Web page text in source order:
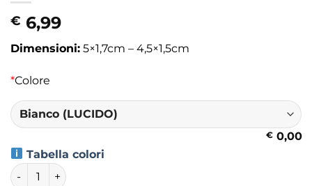
€ 6,99
Dimensioni: 5×1,7cm – 4,5×1,5cm
*Colore
Tabella colori
€0,00
Kit 4 Adesivi Audi Sticker Pinze Freno quantità